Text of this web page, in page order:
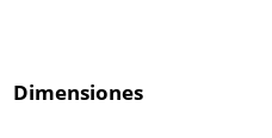
Dimensiones